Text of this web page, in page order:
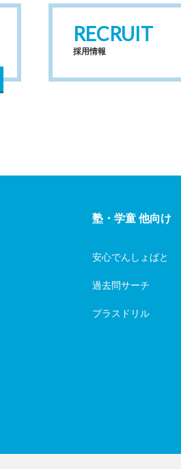
RECRUIT
採用情報
塾・学童 他向け
安心でんしょばと
過去問サーチ
プラスドリル